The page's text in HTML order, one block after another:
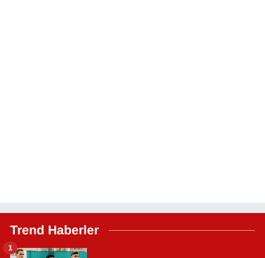
Trend Haberler
1